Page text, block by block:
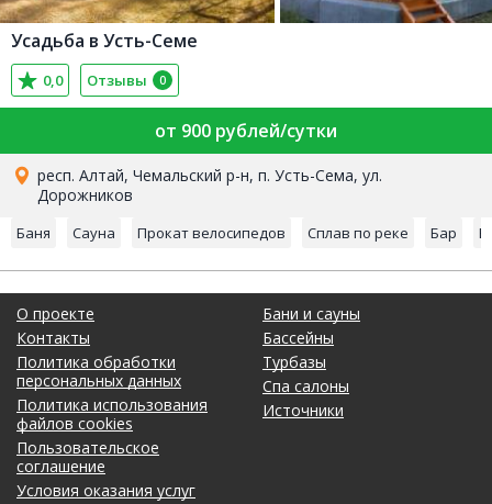
Усадьба в Усть-Семе
0,0 Отзывы 0
от 900 рублей/сутки
респ. Алтай, Чемальский р-н, п. Усть-Сема, ул.
Дорожников
Баня Сауна Прокат велосипедов Сплав по реке Бар
О проекте
Контакты
Политика обработки
персональных данных
Политика использования
файлов cookies
Пользовательское
соглашение
Условия оказания услуг
Бани и сауны
Бассейны
Турбазы
Спа салоны
Источники